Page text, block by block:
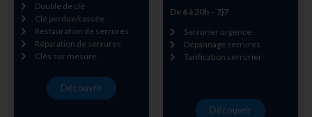
Double de clé
Clé perdue/cassée
Restauration de serrures
Réparation de serrures
Clés sur mesure
Découvrir
De 6 à 20h – 7j7
Serrurier urgence
Dépannage serrures
Tarification serrurier
Découvrir